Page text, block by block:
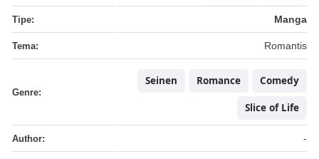
Tipe: Manga
Tema: Romantis
Genre:
Comedy
Romance
Seinen
Slice of Life
Author: -